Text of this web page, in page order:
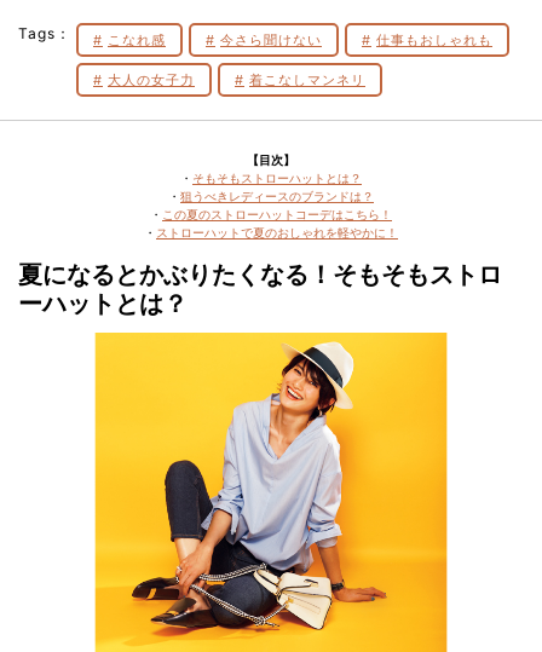
Tags： こなれ感 今さら聞けない 仕事もおしゃれも
大人の女子力 着こなしマンネリ
【目次】
・ そもそもストローハットとは？
・ 狙うべきレディースのブランドは？
・ この夏のストローハットコーデはこちら！
・ ストローハットで夏のおしゃれを軽やかに！
夏になるとかぶりたくなる！そもそもストロ
ーハットとは？